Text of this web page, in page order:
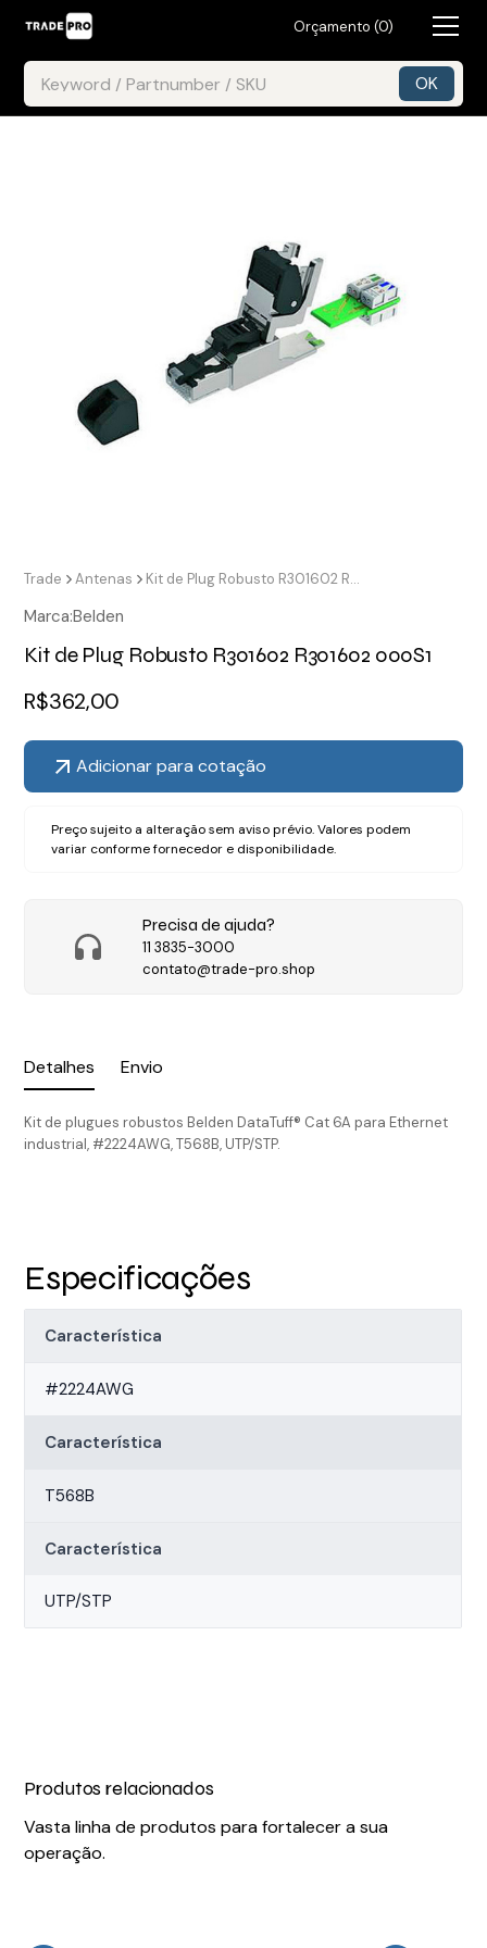
Orçamento (0)
Detalhes Envio
Kit de plugues robustos Belden DataTuff® Cat 6A para Ethernet
industrial, #2224AWG, T568B, UTP/STP.
Trade Antenas Kit de Plug Robusto R301602 R301602 000S1
Marca:Belden
Kit de Plug Robusto R301602 R301602 000S1
R$362,00
Adicionar para cotação
Preço sujeito a alteração sem aviso prévio. Valores podem
variar conforme fornecedor e disponibilidade.
Precisa de ajuda?
11 3835-3000
contato@trade-pro.shop
Especificações
Característica
#2224AWG
Característica
T568B
Característica
UTP/STP
Produtos relacionados
Vasta linha de produtos para fortalecer a sua
operação.